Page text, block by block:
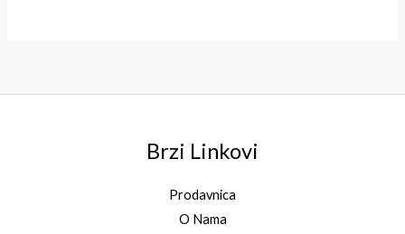
Brzi Linkovi
Prodavnica
O Nama